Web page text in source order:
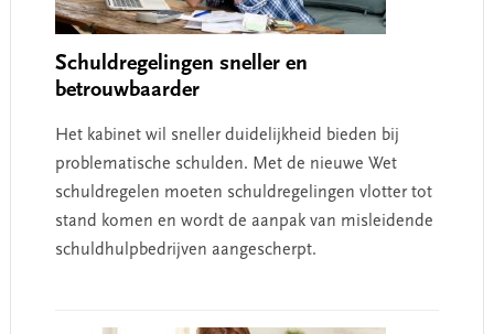
Schuldregelingen sneller en
betrouwbaarder
Het kabinet wil sneller duidelijkheid bieden bij
problematische schulden. Met de nieuwe Wet
schuldregelen moeten schuldregelingen vlotter tot
stand komen en wordt de aanpak van misleidende
schuldhulpbedrijven aangescherpt.